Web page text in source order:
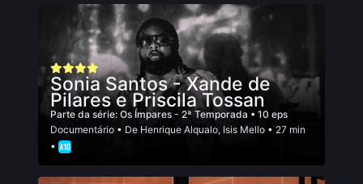
Sonia Santos - Xande de
Pilares e Priscila Tossan
Parte da série: Os Ímpares - 2ª Temporada • 10 eps
Documentário • De Henrique Alqualo, Isis Mello • 27 min
•